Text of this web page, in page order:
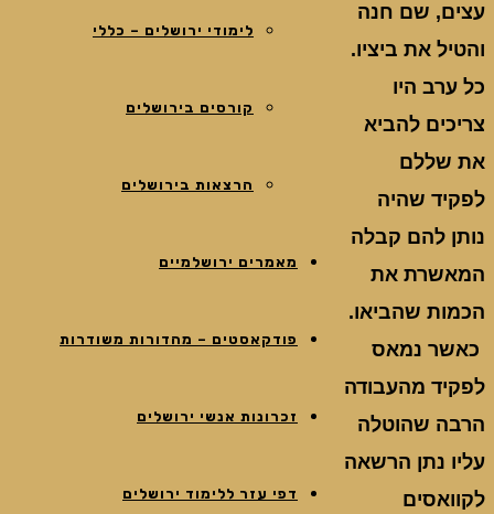
לימודי ירושלים – כללי
קורסים בירושלים
הרצאות בירושלים
מאמרים ירושלמיים
פודקאסטים – מהדורות משודרות
זכרונות אנשי ירושלים
דפי עזר ללימוד ירושלים
עצים, שם חנה
והטיל את ביציו.
כל ערב היו
צריכים להביא
את שללם
לפקיד שהיה
נותן להם קבלה
המאשרת את
הכמות שהביאו.
כאשר נמאס
לפקיד מהעבודה
הרבה שהוטלה
עליו נתן הרשאה
לקוואסים